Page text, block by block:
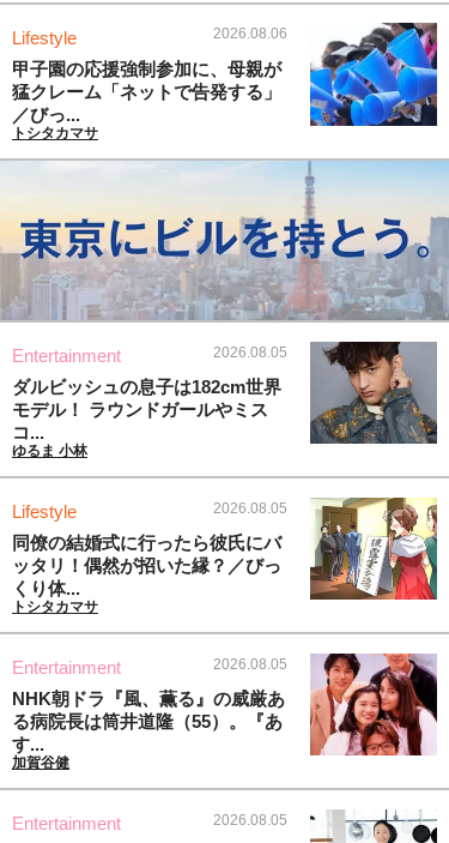
Lifestyle 2026.08.06
甲子園の応援強制参加に、母親が
猛クレーム「ネットで告発する」
／びっ...
トシタカマサ
Entertainment 2026.08.05
ダルビッシュの息子は182cm世界
モデル！ ラウンドガールやミス
コ...
ゆるま 小林
Lifestyle 2026.08.05
同僚の結婚式に行ったら彼氏にバ
ッタリ！偶然が招いた縁？／びっ
くり体...
トシタカマサ
Entertainment 2026.08.05
NHK朝ドラ『風、薫る』の威厳あ
る病院長は筒井道隆（55）。『あ
す...
加賀谷健
Entertainment 2026.08.05